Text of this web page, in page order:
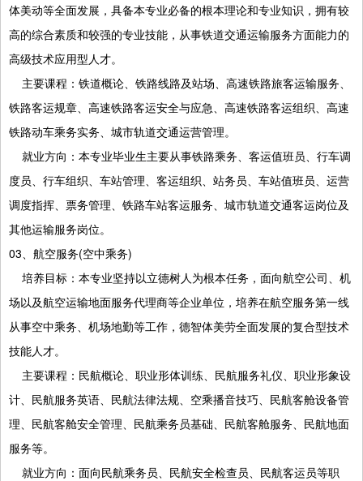
体美动等全面发展，具备本专业必备的根本理论和专业知识，拥有较
高的综合素质和较强的专业技能，从事铁道交通运输服务方面能力的
高级技术应用型人才。
主要课程：铁道概论、铁路线路及站场、高速铁路旅客运输服务、
铁路客运规章、高速铁路客运安全与应急、高速铁路客运组织、高速
铁路动车乘务实务、城市轨道交通运营管理。
就业方向：本专业毕业生主要从事铁路乘务、客运值班员、行车调
度员、行车组织、车站管理、客运组织、站务员、车站值班员、运营
调度指挥、票务管理、铁路车站客运服务、城市轨道交通客运岗位及
其他运输服务岗位。
03、航空服务(空中乘务)
培养目标：本专业坚持以立德树人为根本任务，面向航空公司、机
场以及航空运输地面服务代理商等企业单位，培养在航空服务第一线
从事空中乘务、机场地勤等工作，德智体美劳全面发展的复合型技术
技能人才。
主要课程：民航概论、职业形体训练、民航服务礼仪、职业形象设
计、民航服务英语、民航法律法规、空乘播音技巧、民航客舱设备管
理、民航客舱安全管理、民航乘务员基础、民航客舱服务、民航地面
服务等。
就业方向：面向民航乘务员、民航安全检查员、民航客运员等职